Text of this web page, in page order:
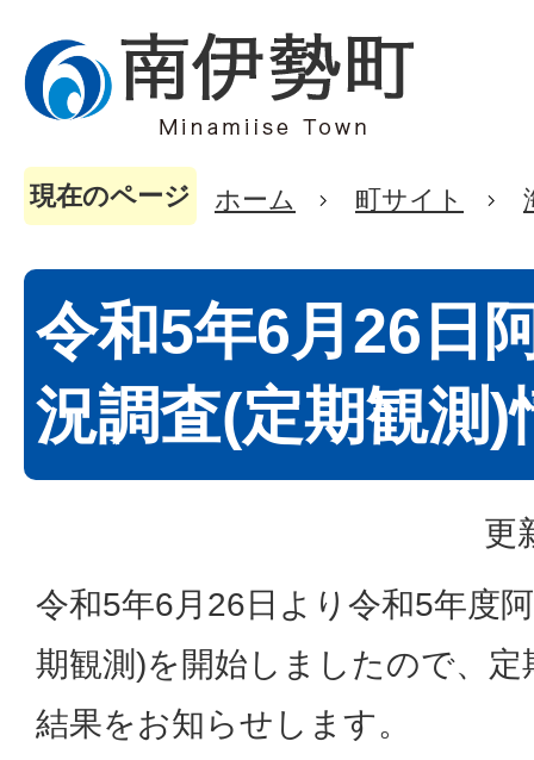
現在のページ ホーム 町サイト
令和5年6月26日
況調査(定期観測)
更
令和5年6月26日より令和5年度
期観測)を開始しましたので、
結果をお知らせします。